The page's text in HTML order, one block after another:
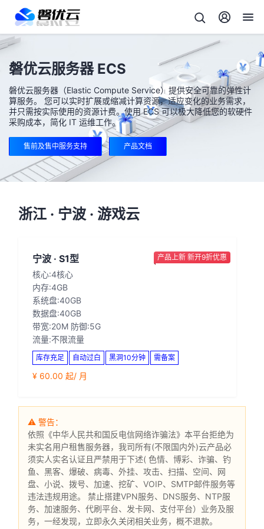
磐优云服务器 ECS
磐优云服务器（Elastic Compute Service）提供安全可靠的弹性计
算服务。 您可以实时扩展或缩减计算资源，适应变化的业务需求，
并只需按实际使用的资源计费。使用 ECS 可以极大降低您的软硬件
采购成本，简化 IT 运维工作。
售前及售中服务支持 产品文档
浙江 · 宁波 · 游戏云
产品上新 新开9折优惠
宁波 · S1型
核心:4核心
内存:4GB
系统盘:40GB
数据盘:40GB
带宽:20M 防御:5G
流量:不限流量
库存充足 自动过白 黑洞10分钟 需备案
¥ 60.00 起/ 月
⚠ 警告：
依照 《中华人民共和国反电信网络诈骗法》 本平台拒绝为
未实名用户租售服务器，我司所有(不限国内外)云产品必
须实人实名认证且严禁用于下述( 色情、博彩、诈骗、钓
鱼、黑客、爆破、病毒、外挂、攻击、扫描、空间、网
盘、小说、拨号、加速、挖矿、VOIP、SMTP邮件服务等
违法违规用途。 禁止搭建VPN服务、DNS服务、NTP服
务、加速服务、代刷平台、发卡网、支付平台）业务及服
务，一经发现，立即永久关闭相关业务，概不退款。